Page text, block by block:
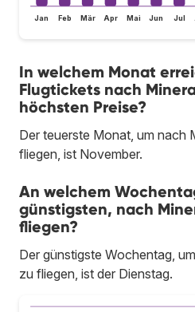
Jan Feb Mär Apr Mai Jun Jul
In welchem Monat
Flugtickets nach
höchsten Preise?
Der teuerste Monat, um nach
fliegen, ist November.
An welchem
günstigsten, nach
fliegen?
Der günstigste Wochentag,
zu fliegen, ist der Dienstag.